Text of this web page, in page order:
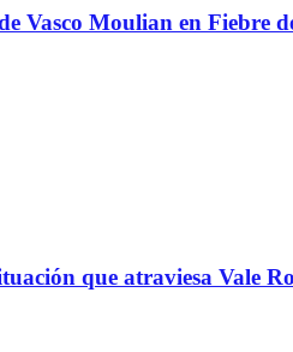
Vasco Moulian en
que atraviesa Vale